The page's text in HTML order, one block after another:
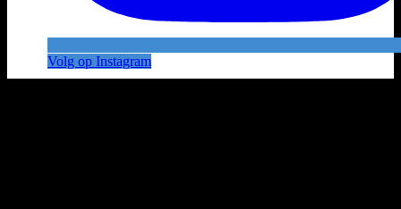
Volg op Instagram